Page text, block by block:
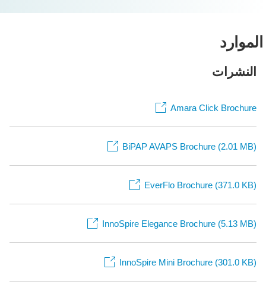
النشرات
Amara Click Brochure
BiPAP AVAPS Brochure (2.01 MB)
EverFlo Brochure (371.0 KB)
InnoSpire Elegance Brochure (5.13 MB)
InnoSpire Mini Brochure (301.0 KB)